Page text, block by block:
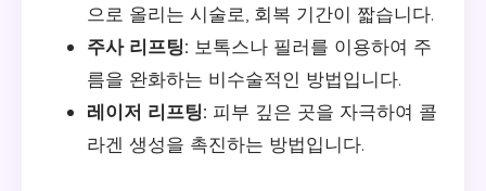
으로 올리는 시술로, 회복 기간이 짧습니다.
주사 리프팅: 보톡스나 필러를 이용하여 주
름을 완화하는 비수술적인 방법입니다.
레이저 리프팅: 피부 깊은 곳을 자극하여 콜
라겐 생성을 촉진하는 방법입니다.